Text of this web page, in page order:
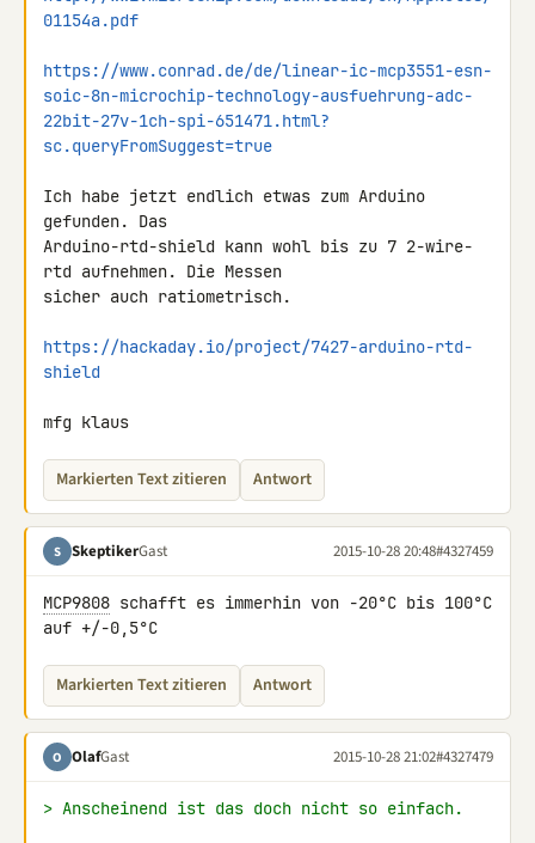
01154a.pdf
https://www.conrad.de/de/linear-ic-mcp3551-esn-
soic-8n-microchip-technology-ausfuehrung-adc-
22bit-27v-1ch-spi-651471.html?
sc.queryFromSuggest=true
Ich habe jetzt endlich etwas zum Arduino
gefunden. Das
Arduino-rtd-shield kann wohl bis zu 7 2-wire-
rtd aufnehmen. Die Messen
sicher auch ratiometrisch.
https://hackaday.io/project/7427-arduino-rtd-
shield
mfg klaus
Markierten Text zitieren Antwort
S SkeptikerGast 2015-10-28 20:48#4327459
MCP9808 schafft es immerhin von -20°C bis 100°C
auf +/-0,5°C
Markierten Text zitieren Antwort
O OlafGast 2015-10-28 21:02#4327479
> Anscheinend ist das doch nicht so einfach.